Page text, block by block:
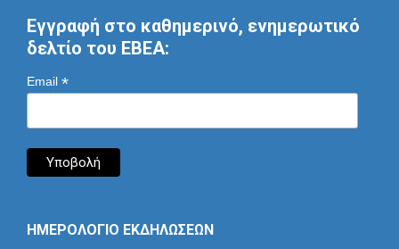
Εγγραφή στο καθημερινό, ενημερωτικό
δελτίο του ΕΒΕΑ:
Email *
ΗΜΕΡΟΛΟΓΙΟ ΕΚΔΗΛΩΣΕΩΝ